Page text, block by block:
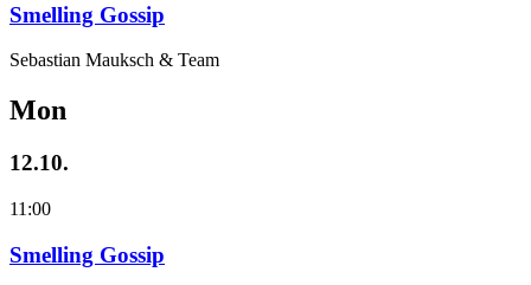
Smelling Gossip
Sebastian Mauksch & Team
Mon
12.10.
11:00
Smelling Gossip